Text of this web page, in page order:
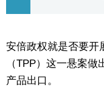
人物访谈
东京
安倍政权就是否要开
（TPP）这一悬案
产品出口。